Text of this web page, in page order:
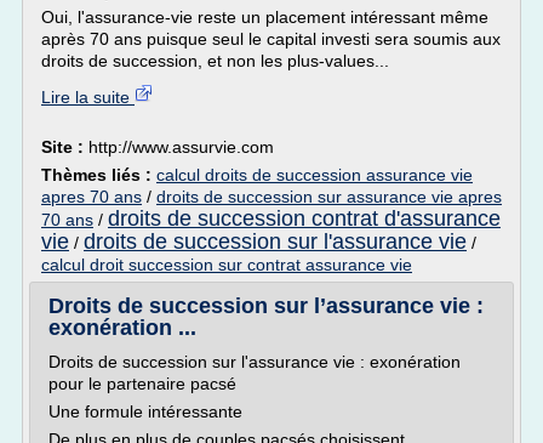
Oui, l'assurance-vie reste un placement intéressant même
après 70 ans puisque seul le capital investi sera soumis aux
droits de succession, et non les plus-values...
Lire la suite
Site : http://www.assurvie.com
Thèmes liés : calcul droits de succession assurance vie
apres 70 ans / droits de succession sur assurance vie apres
70 ans / droits de succession contrat d'assurance
vie / droits de succession sur l'assurance vie /
calcul droit succession sur contrat assurance vie
Droits de succession sur l’assurance vie :
exonération ...
Droits de succession sur l'assurance vie : exonération
pour le partenaire pacsé
Une formule intéressante